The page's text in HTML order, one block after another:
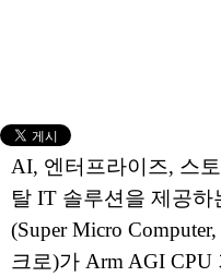
AI, 엔터프라이즈, 스
탈 IT 솔루션을 제공하
(Super Micro
크로)가 Arm AGI